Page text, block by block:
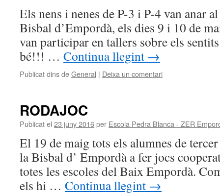
Els nens i nenes de P-3 i P-4 van anar
Bisbal d’Empordà, els dies 9 i 10 de
van participar en tallers sobre els
bé!!! … Continua llegint →
Publicat dins deGeneral | Deixa un comentari
RODAJOC
Publicat el 23 juny 2016per Escola Pedra Blanca - ZER
El 19 de maig tots els alumnes de
la Bisbal d’ Empordà a fer jocs
totes les escoles del Baix Empordà.
els hi … Continua llegint →